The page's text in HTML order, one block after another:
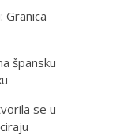
Granica
špansku
se u